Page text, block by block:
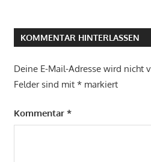
KOMMENTAR HINTERLASSEN
Deine E-Mail-Adresse wird nicht
Felder sind mit *markiert
Kommentar *